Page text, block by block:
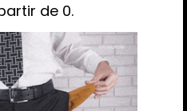
de 0.